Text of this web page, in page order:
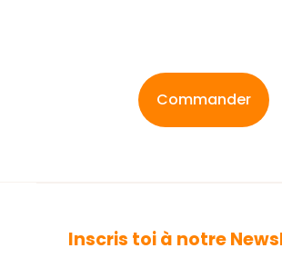
Commander
Inscris toi à notre